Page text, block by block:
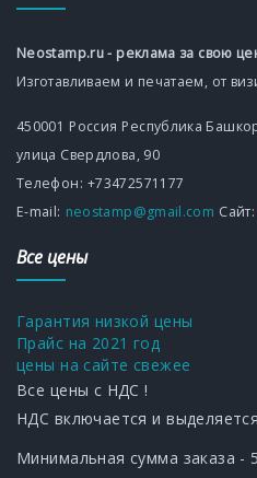
Neostamp.ru - реклама за свою
Изготавливаем и печатаем, от
450001 Россия Республика
улица Свердлова, 90
Телефон: +73472571177
Е-mаil: neostamp@gmail.com Сайт:
Все цены
Гарантия низкой цены
Прайс на 2021 год
цены на сайте свежее
Все цены с НДС !
НДС включается и
Минимальная сумма заказа -